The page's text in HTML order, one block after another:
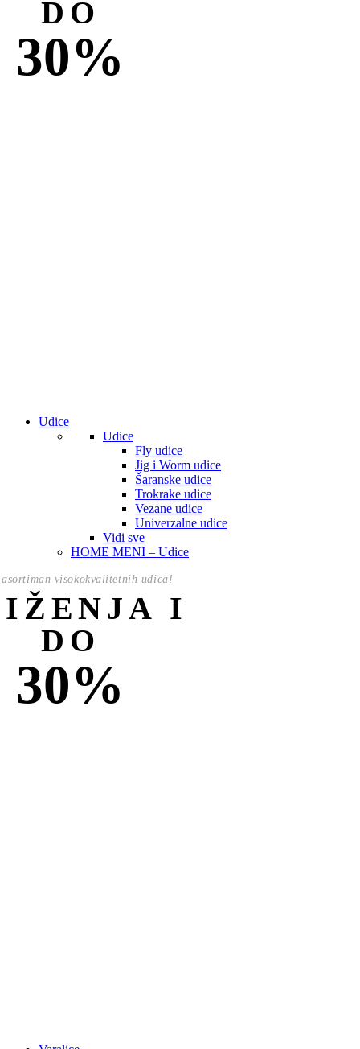
DO
30%
Udice
Udice
Fly udice
Jig i Worm udice
Šaranske udice
Trokrake udice
Vezane udice
Univerzalne udice
Vidi sve
HOME MENI – Udice
visokokvalitetnih udica!
I
DO
30%